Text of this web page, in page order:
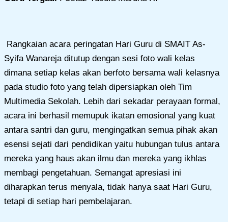
Rangkaian acara peringatan Hari Guru di SMAIT As-
Syifa Wanareja ditutup dengan sesi foto wali kelas
dimana setiap kelas akan berfoto bersama wali kelasnya
pada studio foto yang telah dipersiapkan oleh Tim
Multimedia Sekolah. Lebih dari sekadar perayaan formal,
acara ini berhasil memupuk ikatan emosional yang kuat
antara santri dan guru, mengingatkan semua pihak akan
esensi sejati dari pendidikan yaitu hubungan tulus antara
mereka yang haus akan ilmu dan mereka yang ikhlas
membagi pengetahuan. Semangat apresiasi ini
diharapkan terus menyala, tidak hanya saat Hari Guru,
tetapi di setiap hari pembelajaran.